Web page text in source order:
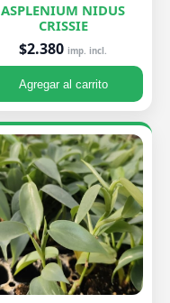
ASPLENIUM NIDUS
CRISSIE
$2.380 imp. incl.
Agregar al carrito